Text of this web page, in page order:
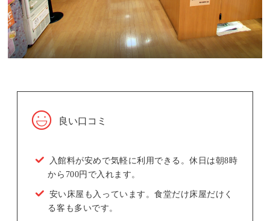
良い口コミ
入館料が安めで気軽に利用できる。休日は朝8時
から700円で入れます。
安い床屋も入っています。食堂だけ床屋だけく
る客も多いです。